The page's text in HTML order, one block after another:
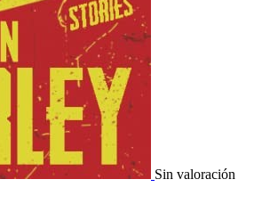
Sin valoración